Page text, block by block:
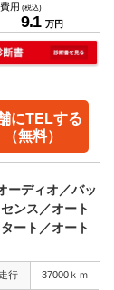
用 (税込)
9.1 万円
にTELする
（無料）
ーディオ／バッ
ンス／オート
ート／オート
行 37000ｋｍ